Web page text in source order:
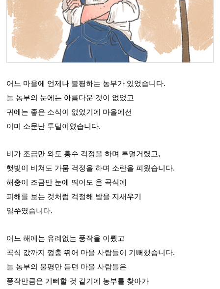
어느 마을에 언제나 불평하는 농부가 있었습니다.
늘 농부의 눈에는 아름다운 것이 없었고
귀에는 좋은 소식이 없었기에 마을에선
이미 소문난 투덜이였습니다.
비가 조금만 와도 홍수 걱정을 하며 투덜거렸고,
햇빛이 비쳐도 가뭄 걱정을 하며 소란을 피웠습니다.
해충이 조금만 눈에 띄어도 온 곡식에
피해를 보는 것처럼 걱정해 밤을 지새우기
일쑤였습니다.
어느 해에는 유례없는 풍작을 이뤘고
곡식 값까지 껑충 뛰어 마을 사람들이 기뻐했습니다.
늘 농부의 불평만 듣던 마을 사람들은
풍작만큼은 기뻐할 것 같기에 농부를 찾아가